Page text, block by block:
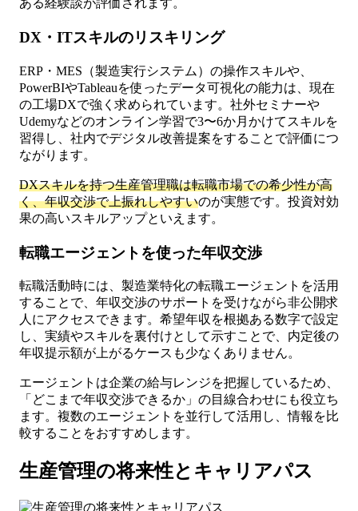
ある経験談が評価されます。
DX・ITスキルのリスキリング
ERP・MES（製造実行システム）の操作スキルや、
PowerBIやTableauを使ったデータ可視化の能力は、現在
の工場DXで強く求められています。社外セミナーや
Udemyなどのオンライン学習で3〜6か月かけてスキルを
習得し、社内でデジタル改善提案をすることで評価につ
ながります。
DXスキルを持つ生産管理職は転職市場での希少性が高
く、年収交渉で上振れしやすいのが実態です。投資対効
果の高いスキルアップといえます。
転職エージェントを使った年収交渉
転職活動時には、製造業特化の転職エージェントを活用
することで、年収交渉のサポートを受けながら非公開求
人にアクセスできます。希望年収を根拠ある数字で設定
し、実績やスキルを裏付けとして示すことで、内定後の
年収提示額が上がるケースも少なくありません。
エージェントは企業の給与レンジを把握しているため、
「どこまで年収交渉できるか」の目線合わせにも役立ち
ます。複数のエージェントを並行して活用し、情報を比
較することをおすすめします。
生産管理の将来性とキャリアパス